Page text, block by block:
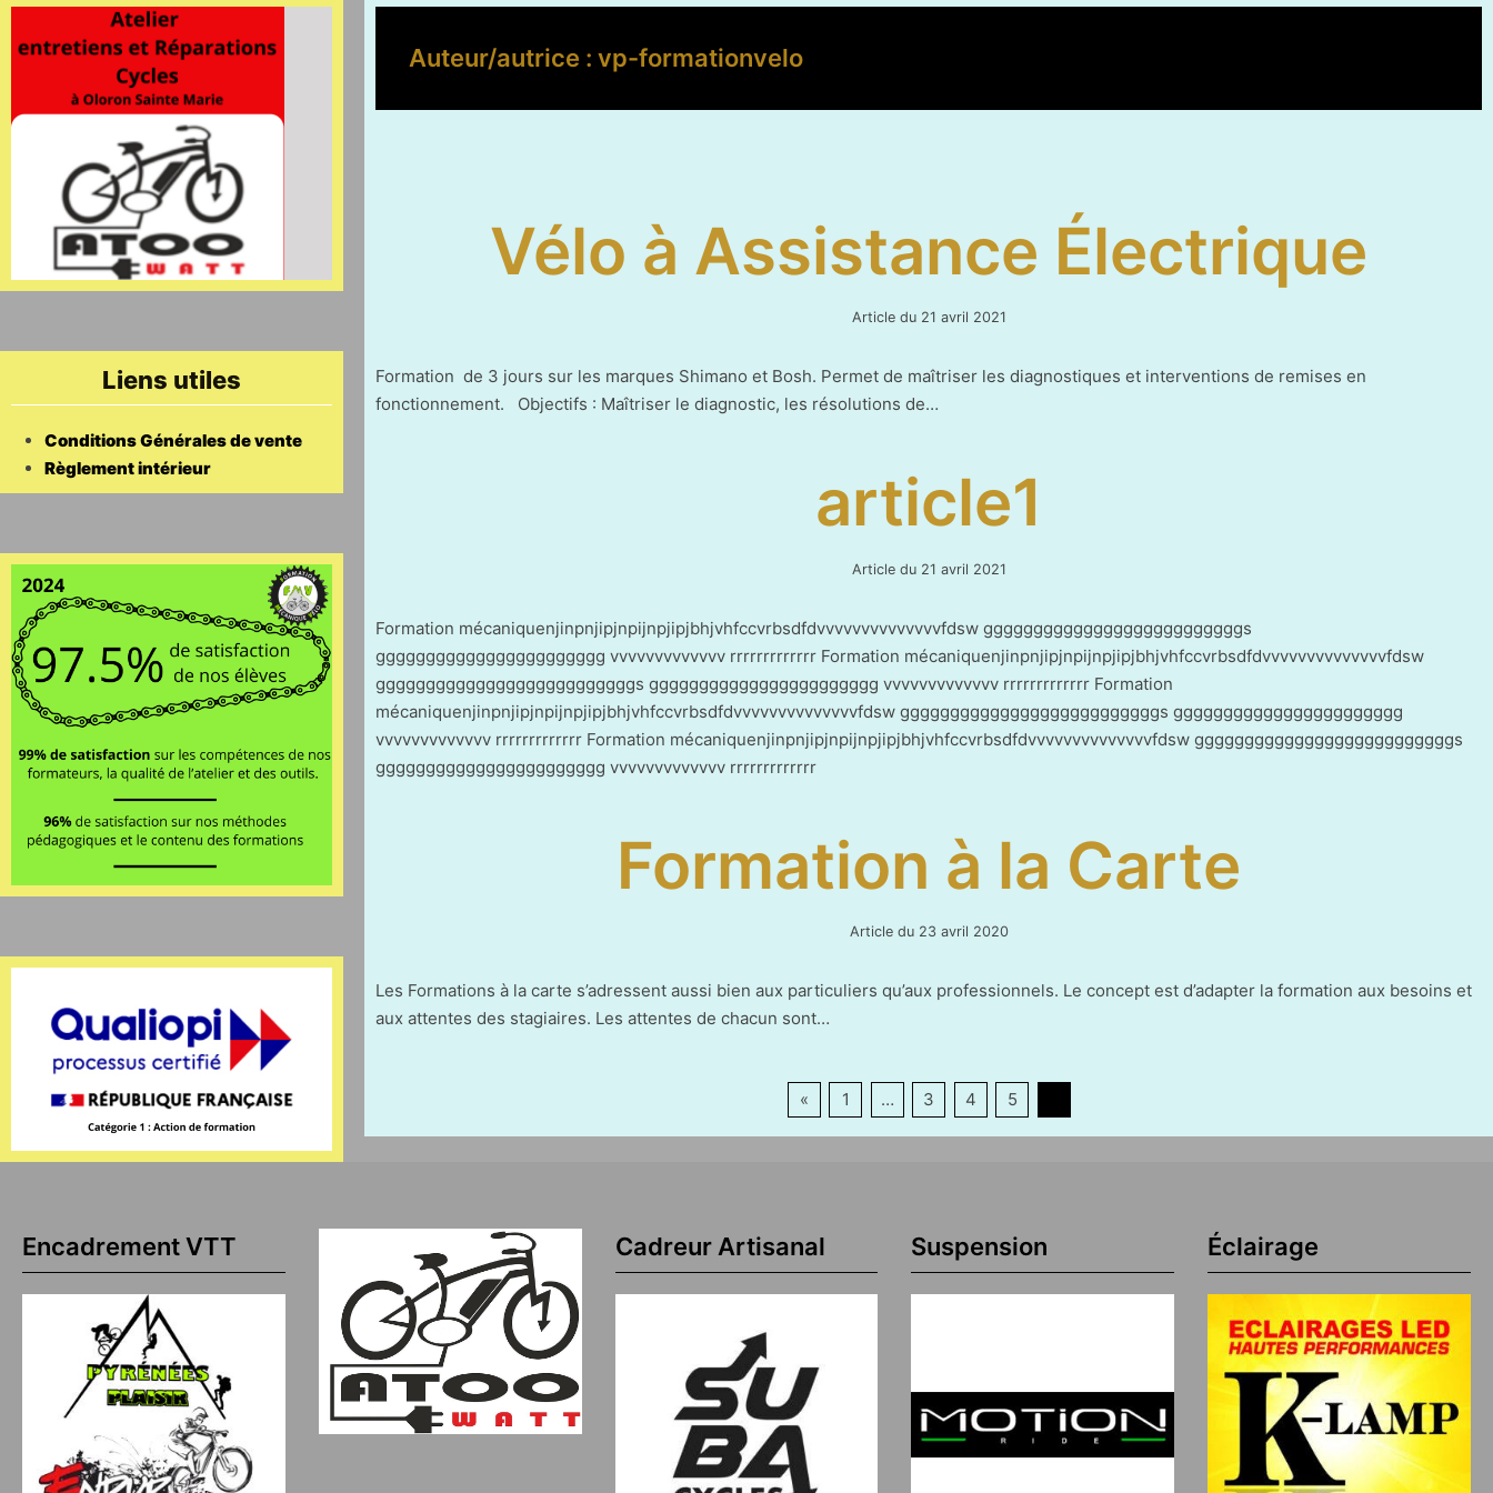
Auteur/autrice :vp-formationvelo
Vélo à Assistance Électrique
Article du 21 avril 20217
Formation de 3 jours sur les marques Shimano et Bosh. Permet de maîtriser les diagnostiques et interventions de remises en
fonctionnement. Objectifs : Maîtriser le diagnostic, les résolutions de…
article1
Article du 21 avril 202121
Formation mécaniquenjinpnjipjnpijnpjipjbhjvhfccvrbsdfdvvvvvvvvvvvvvvfdsw ggggggggggggggggggggggggggs
ggggggggggggggggggggggg vvvvvvvvvvvvv rrrrrrrrrrrrr Formation mécaniquenjinpnjipjnpijnpjipjbhjvhfccvrbsdfdvvvvvvvvvvvvvvfdsw
ggggggggggggggggggggggggggs ggggggggggggggggggggggg vvvvvvvvvvvvv rrrrrrrrrrrrr Formation
mécaniquenjinpnjipjnpijnpjipjbhjvhfccvrbsdfdvvvvvvvvvvvvvvfdsw ggggggggggggggggggggggggggs ggggggggggggggggggggggg
vvvvvvvvvvvvv rrrrrrrrrrrrr Formation mécaniquenjinpnjipjnpijnpjipjbhjvhfccvrbsdfdvvvvvvvvvvvvvvfdsw ggggggggggggggggggggggggggs
ggggggggggggggggggggggg vvvvvvvvvvvvv rrrrrrrrrrrrr
Formation à la Carte
Article du 23 avril 202029
Les Formations à la carte s’adressent aussi bien aux particuliers qu’aux professionnels. Le concept est d’adapter la formation aux besoins et
aux attentes des stagiaires. Les attentes de chacun sont…
des
« 1 … 3 4 5
Liens utiles
Conditions Générales de vente
Règlement intérieur
Encadrement VTT Cadreur Artisanal Suspension Éclairage